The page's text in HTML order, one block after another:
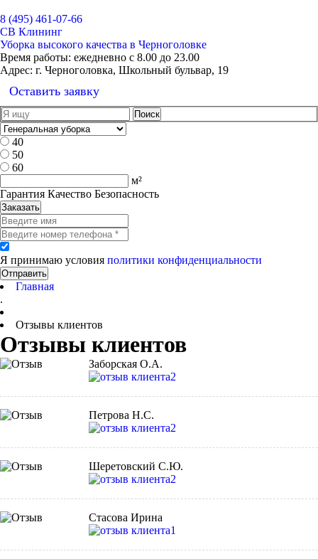
8 (495) 461-07-66
СВ Клининг
Уборка высокого качества в Черноголовке
Время работы: ежедневно с 8.00 до 23.00
Адрес: г. Черноголовка, Школьный бульвар, 19
Оставить заявку
40
50
60
м²
Гарантия Качество Безопасность
Заказать
Я принимаю условия политики конфиденциальности
Отправить
Главная
.
Отзывы клиентов
Отзывы клиентов
Заборская О.А.
Петрова Н.С.
Шеретовский С.Ю.
Стасова Ирина